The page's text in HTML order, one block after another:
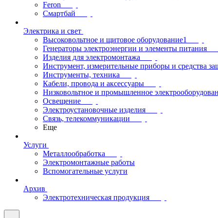
Feron
Смартбай
Электрика и свет
Высоковольтное и щитовое оборудование1
Генераторы электроэнергии и элементы питания
Изделия для электромонтажа
Инструмент, измерительные приборы и средства
Инструменты, техника
Кабели, провода и аксессуары
Низковольтное и промышленное
Освещение
Электроустановочные изделия
Связь, телекоммуникации
Еще
Услуги
Металлообработка
Электромонтажные работы
Вспомогательные услуги
Архив
Электротехническая продукция